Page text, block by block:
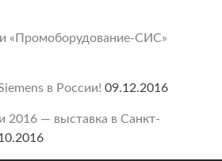
«Промоборудование-СИС»
в России! 09.12.2016
2016 — выставка в Санкт-